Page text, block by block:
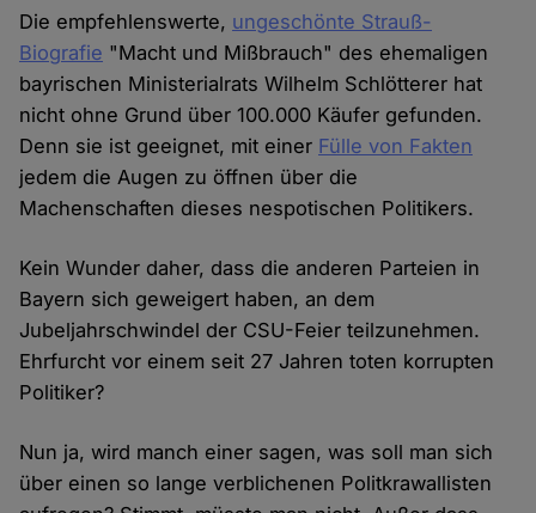
Die empfehlenswerte, ungeschönte Strauß-
Biografie "Macht und Mißbrauch" des ehemaligen
bayrischen Ministerialrats Wilhelm Schlötterer hat
nicht ohne Grund über 100.000 Käufer gefunden.
Denn sie ist geeignet, mit einer Fülle von Fakten
jedem die Augen zu öffnen über die
Machenschaften dieses nespotischen Politikers.
Kein Wunder daher, dass die anderen Parteien in
Bayern sich geweigert haben, an dem
Jubeljahrschwindel der CSU-Feier teilzunehmen.
Ehrfurcht vor einem seit 27 Jahren toten korrupten
Politiker?
Nun ja, wird manch einer sagen, was soll man sich
über einen so lange verblichenen Politkrawallisten